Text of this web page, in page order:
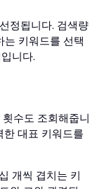
정됩니다. 검색량
는 키워드를 선택
니다.
수도 조회해줍니
한 대표 키워드를
개씩 겹치는 키